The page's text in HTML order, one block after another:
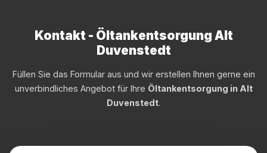
Kontakt - Öltankentsorgung Alt
Duvenstedt
Füllen Sie das Formular aus und wir erstellen Ihnen gerne ein
unverbindliches Angebot für Ihre Öltankentsorgung in Alt
Duvenstedt.